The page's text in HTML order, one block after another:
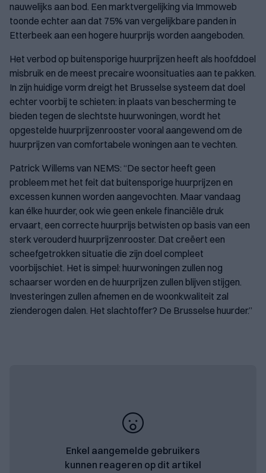
nauwelijks aan bod. Een marktvergelijking via Immoweb
toonde echter aan dat 75% van vergelijkbare panden in
Etterbeek aan een hogere huurprijs worden aangeboden.
Het verbod op buitensporige huurprijzen heeft als hoofddoel
misbruik en de meest precaire woonsituaties aan te pakken.
In zijn huidige vorm dreigt het Brusselse systeem dat doel
echter voorbij te schieten: in plaats van bescherming te
bieden tegen de slechtste huurwoningen, wordt het
opgestelde huurprijzenrooster vooral aangewend om de
huurprijzen van comfortabele woningen aan te vechten.
Patrick Willems van NEMS: “De sector heeft geen
probleem met het feit dat buitensporige huurprijzen en
excessen kunnen worden aangevochten. Maar vandaag
kan élke huurder, ook wie geen enkele financiële druk
ervaart, een correcte huurprijs betwisten op basis van een
sterk verouderd huurprijzenrooster. Dat creëert een
scheefgetrokken situatie die zijn doel compleet
voorbijschiet. Het is simpel: huurwoningen zullen nog
schaarser worden en de huurprijzen zullen blijven stijgen.
Investeringen zullen afnemen en de woonkwaliteit zal
zienderogen dalen. Het slachtoffer? De Brusselse huurder.”
Enkel aangemelde gebruikers
kunnen reageren op dit artikel